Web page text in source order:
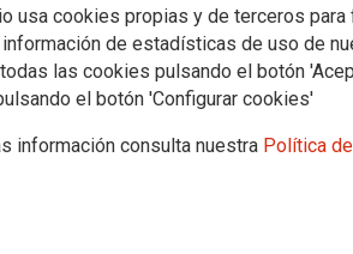
usa cookies propias y de terceros para
de estadísticas de uso de
las cookies pulsando el botón
el botón 'Configurar cookies'
información consulta nuestra Política
Empleo Política educativa Mujeres e igualdad
Adjudicación de destinos
destinos en puestos vacantes.